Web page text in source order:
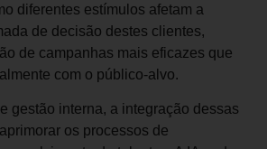
diferentes estímulos afetam a
de decisão destes clientes,
de campanhas mais eficazes que
com o público-alvo.
gestão interna, a integração dessas
os processos de